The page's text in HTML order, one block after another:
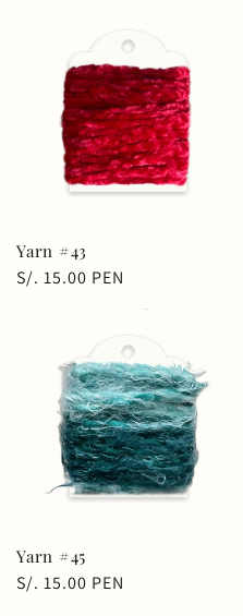
Yarn #43
Precio
S/. 15.00 PEN
Yarn #45
Precio
S/. 15.00 PEN